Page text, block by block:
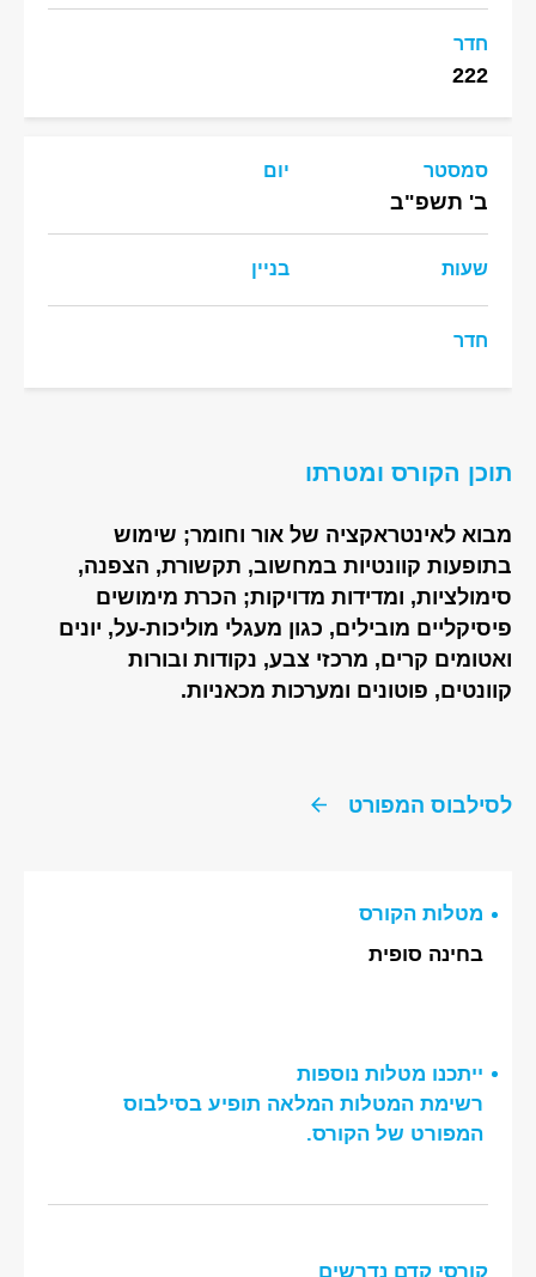
חדר
222
סמסטר
ב' תשפ"ב
יום
שעות בניין
חדר
תוכן הקורס ומטרתו
מבוא לאינטראקציה של אור וחומר; שימוש
בתופעות קוונטיות במחשוב, תקשורת, הצפנה,
סימולציות, ומדידות מדויקות; הכרת מימושים
פיסיקליים מובילים, כגון מעגלי מוליכות-על, יונים
ואטומים קרים, מרכזי צבע, נקודות ובורות
קוונטים, פוטונים ומערכות מכאניות.
לסילבוס המפורט
מטלות הקורס
בחינה סופית
ייתכנו מטלות נוספות
רשימת המטלות המלאה תופיע בסילבוס
המפורט של הקורס.
קורסי קדם נדרשים